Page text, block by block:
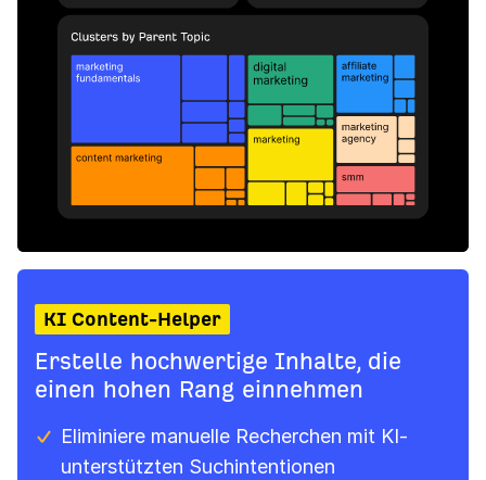
KI Content-Helper
Erstelle hochwertige Inhalte, die
einen hohen Rang einnehmen
Eliminiere manuelle Recherchen mit KI-
unterstützten Suchintentionen